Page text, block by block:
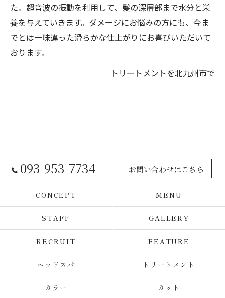
た。超音波の振動を利用して、髪の深層部まで水分と栄
養を与えていきます。ダメージにお悩みの方にも、今ま
でとは一味違った滑らかな仕上がりにお喜びいただいて
おります。
トリートメントを北九州市で
093-953-7734 お問い合わせはこちら
CONCEPT MENU
STAFF GALLERY
RECRUIT FEATURE
ヘッドスパ トリートメント
カラー カット